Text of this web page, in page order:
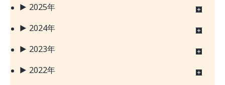
2025年
2024年
2023年
2022年